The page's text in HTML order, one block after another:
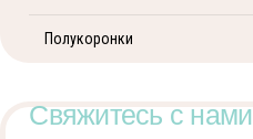
Полукоронки
Свяжитесь с нами